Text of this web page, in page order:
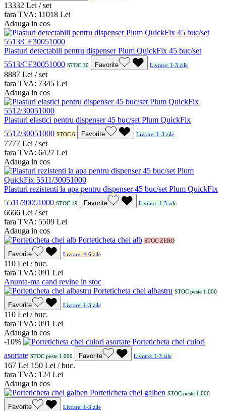
13332 Lei / set
fara TVA: 11018 Lei
Adauga in cos
Plasturi detectabili pentru dispenser Plum QuickFix 45 buc/set
5513/CE30051000 STOC 10 Favorite Livrare: 1-3 zile
8887 Lei / set
fara TVA: 7345 Lei
Adauga in cos
Plasturi elastici pentru dispenser 45 buc/set Plum QuickFix
5512/30051000 STOC 6 Favorite Livrare: 1-3 zile
7777 Lei / set
fara TVA: 6427 Lei
Adauga in cos
Plasturi rezistenti la apa pentru dispenser 45 buc/set Plum QuickFix
5511/30051000 STOC 19 Favorite Livrare: 1-3 zile
6666 Lei / set
fara TVA: 5509 Lei
Adauga in cos
Porteticheta chei alb STOC ZERO
Favorite Livrare: 4-6 zile
110 Lei / buc.
fara TVA: 091 Lei
Anunta-ma cand revine in stoc
Porteticheta chei albastru STOC peste 1.000
Favorite Livrare: 1-3 zile
110 Lei / buc.
fara TVA: 091 Lei
Adauga in cos
-10%
Porteticheta chei culori
asortate STOC peste 1.000 Favorite Livrare: 1-3 zile
167 Lei 1 50 Lei / buc.
fara TVA: 1 24 Lei
Adauga in cos
Porteticheta chei galben STOC peste 1.000
Favorite Livrare: 1-3 zile